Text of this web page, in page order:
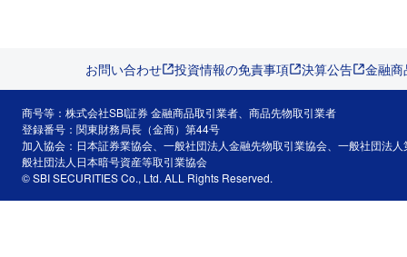
お問い合わせ 投資情報の免責事項 決算公告 金融
商号等：株式会社SBI証券 金融商品取引業者、商品先物取引業者
登録番号：関東財務局長（金商）第44号
加入協会：日本証券業協会、一般社団法人金融先物取引業協会、一般社団法
般社団法人日本暗号資産等取引業協会
© SBI SECURITIES Co., Ltd. ALL Rights Reserved.